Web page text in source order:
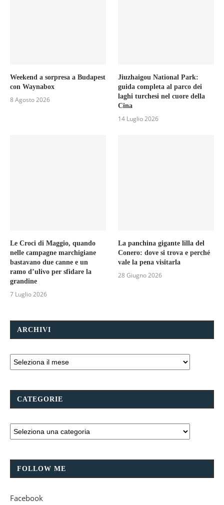
Weekend a sorpresa a Budapest
con Waynabox
8 Agosto 2026
Jiuzhaigou National Park:
guida completa al parco dei
laghi turchesi nel cuore della
Cina
14 Luglio 2026
Le Croci di Maggio, quando
nelle campagne marchigiane
bastavano due canne e un
ramo d’ulivo per sfidare la
grandine
7 Luglio 2026
La panchina gigante lilla del
Conero: dove si trova e perché
vale la pena visitarla
28 Giugno 2026
ARCHIVI
CATEGORIE
FOLLOW ME
Facebook